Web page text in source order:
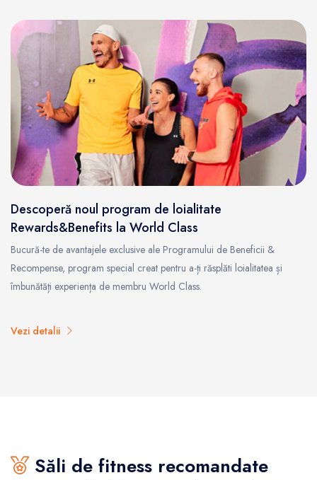
Descoperă noul program de loialitate
Rewards&Benefits la World Class
Bucură-te de avantajele exclusive ale Programului de Beneficii &
Recompense, program special creat pentru a-ți răsplăti loialitatea și
îmbunătăți experiența de membru World Class.
Vezi detalii
Săli de fitness recomandate